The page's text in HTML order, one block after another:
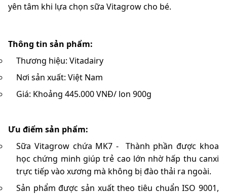
yên tâm khi lựa chọn sữa Vitagrow cho bé.
Thông tin sản phẩm:
Thương hiệu: Vitadairy
Nơi sản xuất: Việt Nam
Giá: Khoảng 445.000 VNĐ/ lon 900g
Ưu điểm sản phẩm:
Sữa Vitagrow chứa MK7 - Thành phần được khoa
học chứng minh giúp trẻ cao lớn nhờ hấp thu canxi
trực tiếp vào xương mà không bị đào thải ra ngoài.
Sản phẩm được sản xuất theo tiêu chuẩn ISO 9001,